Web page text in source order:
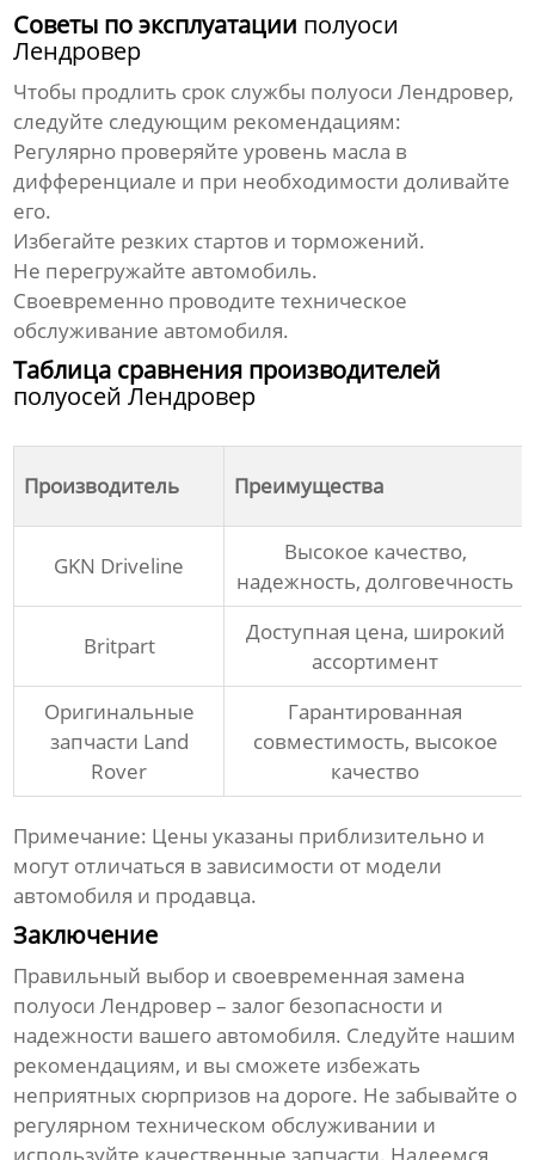
Советы по эксплуатации полуоси
Лендровер
Чтобы продлить срок службы полуоси Лендровер,
следуйте следующим рекомендациям:
Регулярно проверяйте уровень масла в
дифференциале и при необходимости доливайте
его.
Избегайте резких стартов и торможений.
Не перегружайте автомобиль.
Своевременно проводите техническое
обслуживание автомобиля.
Таблица сравнения производителей
полуосей Лендровер
Производитель Преимущества
GKN Driveline
Высокое качество,
надежность, долговечность
Britpart
Доступная цена, широкий
ассортимент
Оригинальные
запчасти Land
Rover
Гарантированная
совместимость, высокое
качество
Примечание: Цены указаны приблизительно и
могут отличаться в зависимости от модели
автомобиля и продавца.
Заключение
Правильный выбор и своевременная замена
полуоси Лендровер– залог безопасности и
надежности вашего автомобиля. Следуйте нашим
рекомендациям, и вы сможете избежать
неприятных сюрпризов на дороге. Не забывайте о
регулярном техническом обслуживании и
используйте качественные запчасти. Надеемся,